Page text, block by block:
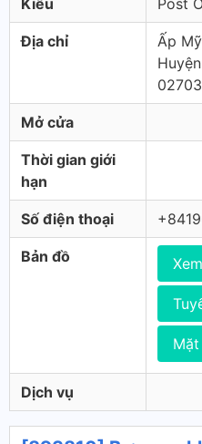
Kiểu Post
Địa chỉ
Ấp
Mở cửa
Thời gian giới
hạn
Số điện thoại
Bản đồ
Dịch vụ